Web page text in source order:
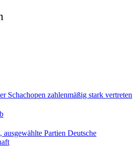
Schachopen zahlenmäßig stark vertreten
Partien Deutsche